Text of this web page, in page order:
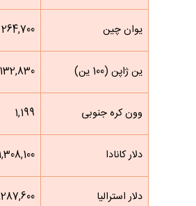
یوان چین 264,700
ین ژاپن (100 ین)
وون کره جنوبی 1,199
دلار کانادا
دلار استرالیا